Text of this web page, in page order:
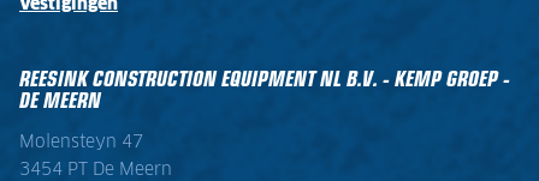
Vestigingen
REESINK CONSTRUCTION EQUIPMENT NL B.V. - KEMP GROEP -
DE MEERN
Molensteyn 47
3454 PT De Meern